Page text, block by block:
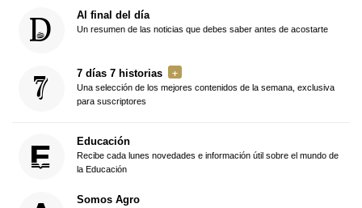
Al final del día
Un resumen de las noticias que debes saber antes de acostarte
7 días 7 historias
Una selección de los mejores contenidos de la semana, exclusiva
para suscriptores
Educación
Recibe cada lunes novedades e información útil sobre el mundo de
la Educación
Somos Agro